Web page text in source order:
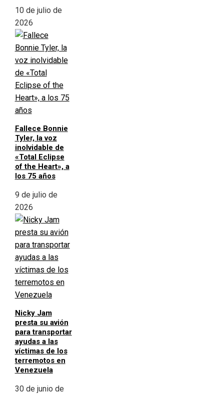
10 de julio de
2026
Fallece Bonnie
Tyler, la voz
inolvidable de
«Total Eclipse
of the Heart», a
los 75 años
9 de julio de
2026
Nicky Jam
presta su avión
para transportar
ayudas a las
víctimas de los
terremotos en
Venezuela
30 de junio de